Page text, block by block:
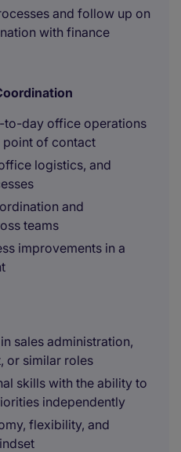
and follow up on
with finance
to-day office operations
point of contact
logistics, and
and
teams
improvements in a
sales administration,
or similar roles
skills with the ability to
independently
flexibility, and